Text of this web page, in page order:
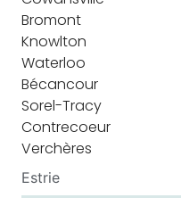
Estrie
Bromont
Knowlton
Waterloo
Bécancour
Sorel-Tracy
Contrecoeur
Verchères